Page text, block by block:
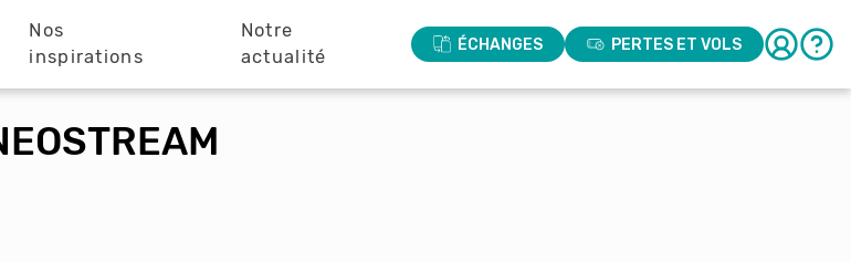
Nos
inspirations
Notre
actualité
ÉCHANGES PERTES ET VOLS